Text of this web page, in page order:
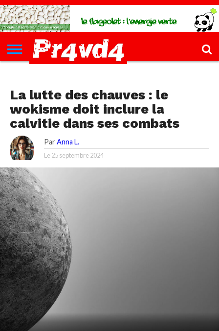
L’INFØ
PØLITIQUE
ECONØMIE
КULTURE
SANTÉ
FILLETTE
FORMATIONS
CONTACT
La lutte des chauves : le
wokisme doit inclure la
calvitie dans ses combats
Par Anna L.
Le 25 septembre 2024